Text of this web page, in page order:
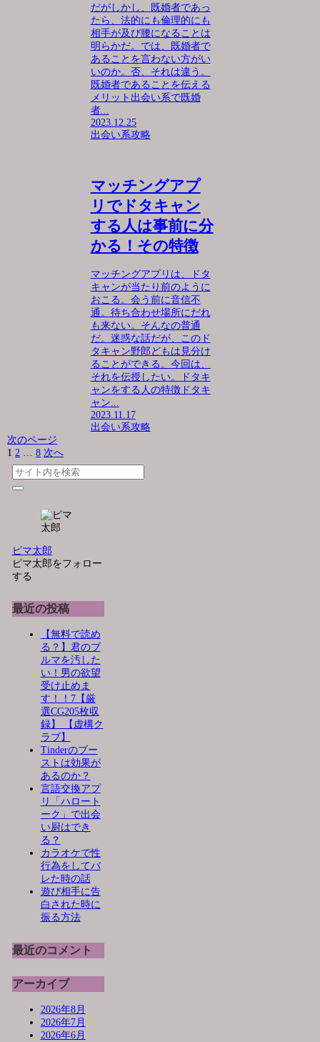
だがしかし、既婚者であっ
たら、法的にも倫理的にも
相手が及び腰になることは
明らかだ。では、既婚者で
あることを言わない方がい
いのか。否、それは違う。
既婚者であることを伝える
メリット出会い系で既婚
者...
2023.12.25
出会い系攻略
マッチングアプ
リでドタキャン
する人は事前に分
かる！その特徴
マッチングアプリは、ドタ
キャンが当たり前のように
おこる。会う前に音信不
通。待ち合わせ場所にだれ
も来ない。そんなの普通
だ。迷惑な話だが、このド
タキャン野郎どもは見分け
ることができる。今回は、
それを伝授したい。ドタキ
ャンをする人の特徴ドタキ
ャン...
2023.11.17
出会い系攻略
次のページ
1 2 … 8 次へ
ピマ太郎
ピマ太郎をフォロー
する
最近の投稿
【無料で読め
る？】君のブ
ルマを汚した
い！男の欲望
受け止めま
す！！7【厳
選CG205枚収
録】 【虚構ク
ラブ】
Tinderのブー
ストは効果が
あるのか？
言語交換アプ
リ「ハロート
ーク」で出会
い厨はでき
る？
カラオケで性
行為をしてバ
レた時の話
遊び相手に告
白された時に
振る方法
最近のコメント
アーカイブ
2026年8月
2026年7月
2026年6月